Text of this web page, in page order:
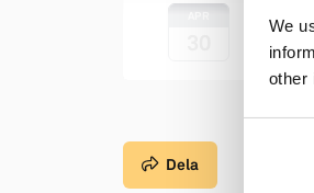
We
other
Fredag
Dela